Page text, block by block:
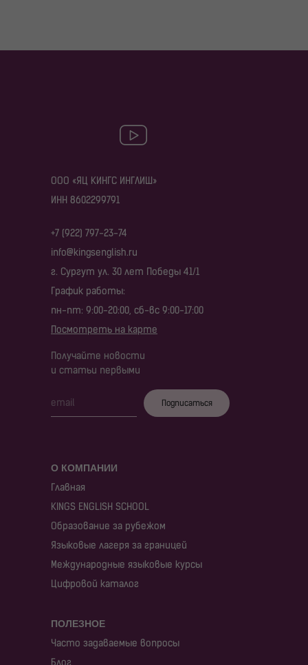
О КОМПАНИИ
Главная
KINGS ENGLISH SCHOOL
Образование за рубежом
Языковые лагеря за границей
Международные языковые курсы
Цифровой каталог
ООО «ЯЦ КИНГС ИНГЛИШ»
ИНН 8602299791
ПОЛЕЗНОЕ
Часто задаваемые вопросы
Блог
+7 (922) 797-23-74
info@kingsenglish.ru
г. Сургут ул. 30 лет Победы 41/1
График работы:
пн-пт: 9:00-20:00, сб-вс 9:00-17:00
Посмотреть на карте
Получайте новости
и статьи первыми
Подписаться